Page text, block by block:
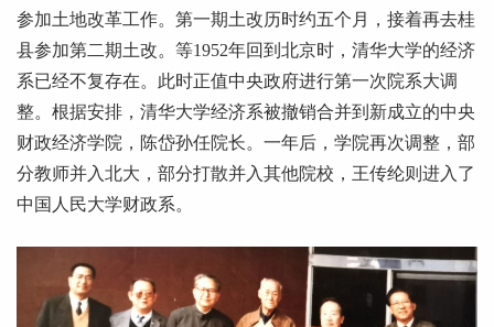
参加土地改革工作。第一期土改历时约五个月，接着再去桂
县参加第二期土改。等1952年回到北京时，清华大学的经济
系已经不复存在。此时正值中央政府进行第一次院系大调
整。根据安排，清华大学经济系被撤销合并到新成立的中央
财政经济学院，陈岱孙任院长。一年后，学院再次调整，部
分教师并入北大，部分打散并入其他院校，王传纶则进入了
中国人民大学财政系。